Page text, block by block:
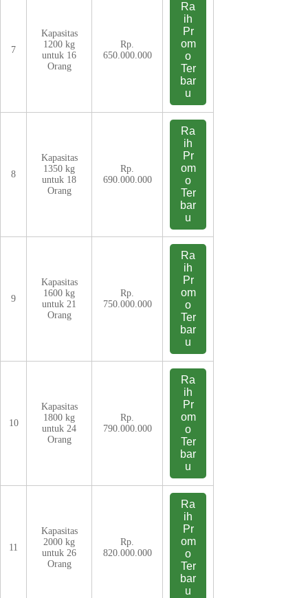
7
Kapasitas
1200 kg
untuk 16
Orang
Rp.
650.000.000
Ra
ih
Pr
om
o
Ter
bar
u
8
Kapasitas
1350 kg
untuk 18
Orang
Rp.
690.000.000
Ra
ih
Pr
om
o
Ter
bar
u
9
Kapasitas
1600 kg
untuk 21
Orang
Rp.
750.000.000
Ra
ih
Pr
om
o
Ter
bar
u
10
Kapasitas
1800 kg
untuk 24
Orang
Rp.
790.000.000
Ra
ih
Pr
om
o
Ter
bar
u
11
Kapasitas
2000 kg
untuk 26
Orang
Rp.
820.000.000
Ra
ih
Pr
om
o
Ter
bar
u